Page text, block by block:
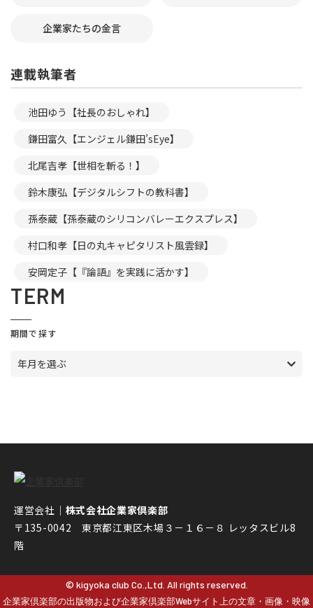
企業家たちの金言
連載執筆者
池田ゆう【社長のおしゃれ】
鎌田富久【エンジェル鎌田’sEye】
北尾吉孝【世相を斬る！】
鈴木康弘【デジタルシフトの教科書】
孫泰蔵【孫泰蔵のシリコンバレーエクスプレス】
村口和孝【日の丸キャピタリスト風雲録】
安岡定子【『論語』を実践に活かす】
TERM
期間で探す
年月を選ぶ
運営会社｜ 株式会社企業家倶楽部
〒135-0042 東京都江東区木場３－１６－８ レッタスビル8
階
© kigyoka club Co.,Ltd. All rights reserved.
企業家倶楽部の出版物および企業家倶楽部Webサイト上の文章・画像・映像